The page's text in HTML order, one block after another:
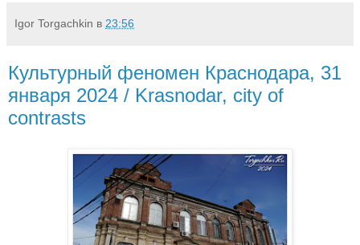
Igor Torgachkin в 23:56
Культурный феномен Краснодара, 31
января 2024 / Krasnodar, city of
contrasts